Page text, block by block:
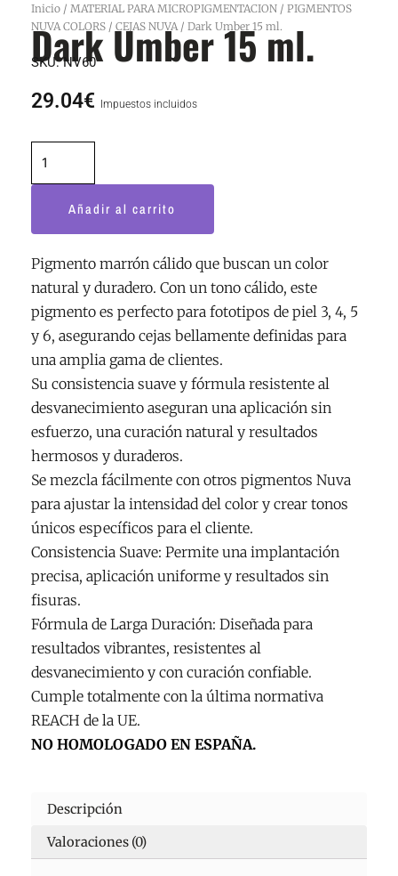
Inicio / MATERIAL PARA MICROPIGMENTACION / PIGMENTOS
NUVA COLORS / CEJAS NUVA / Dark Umber 15 ml.
Dark Umber 15 ml.
SKU:NV60
29.04€ Impuestos incluidos
Umber
cantidad
Añadir al carrito
Pigmento marrón cálido que buscan un color
natural y duradero. Con un tono cálido, este
pigmento es perfecto para fototipos de piel 3, 4, 5
y 6, asegurando cejas bellamente definidas para
una amplia gama de clientes.
Su consistencia suave y fórmula resistente al
desvanecimiento aseguran una aplicación sin
esfuerzo, una curación natural y resultados
hermosos y duraderos.
Se mezcla fácilmente con otros pigmentos Nuva
para ajustar la intensidad del color y crear tonos
únicos específicos para el cliente.
Consistencia Suave: Permite una implantación
precisa, aplicación uniforme y resultados sin
fisuras.
Fórmula de Larga Duración: Diseñada para
resultados vibrantes, resistentes al
desvanecimiento y con curación confiable.
Cumple totalmente con la última normativa
REACH de la UE.
NO HOMOLOGADO EN ESPAÑA.
Descripción
Valoraciones (0)